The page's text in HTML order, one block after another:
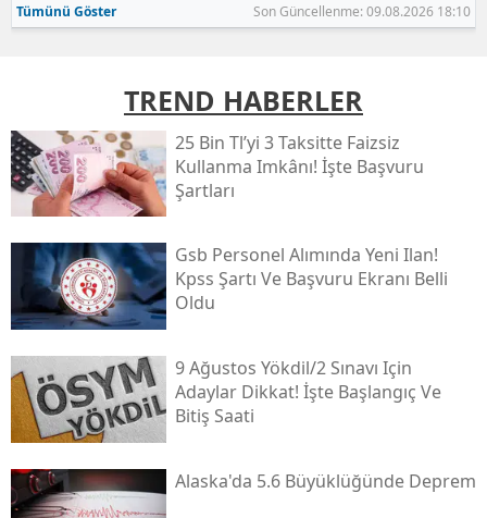
Tümünü Göster Son Güncellenme: 09.08.2026 18:10
TREND HABERLER
25 Bin Tl’yi 3 Taksitte Faizsiz
Kullanma Imkânı! İşte Başvuru
Şartları
Gsb Personel Alımında Yeni Ilan!
Kpss Şartı Ve Başvuru Ekranı Belli
Oldu
9 Ağustos Yökdi̇l/2 Sınavı Için
Adaylar Dikkat! İşte Başlangıç Ve
Bitiş Saati
Alaska'da 5.6 Büyüklüğünde Deprem